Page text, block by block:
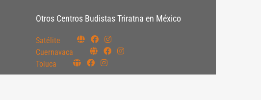
Otros Centros Budistas Triratna en México
Satélite
Cuernavaca
Toluca